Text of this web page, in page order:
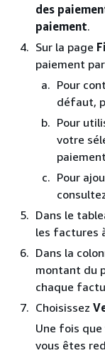
des
paiement.
Sur la page
paiement
Pour
défaut,
Pour
votre
Pour
Dans le
les factures
Dans la
montant du
chaque
Choisissez
Une fois
vous êtes